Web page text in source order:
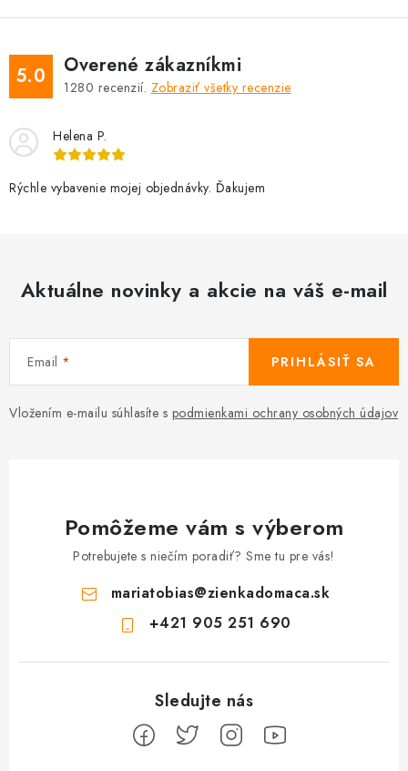
5.0 Overené zákazníkmi
1280 recenzií. Zobraziť všetky recenzie
Helena P.
Rýchle vybavenie mojej objednávky. Ďakujem
Aktuálne novinky a akcie na váš e-mail
Email
Vložením e-mailu súhlasíte s podmienkami ochrany osobných údajov
PRIHLÁSIŤ SA
Pomôžeme vám s výberom
Potrebujete s niečím poradiť? Sme tu pre vás!
mariatobias@zienkadomaca.sk
+421 905 251 690